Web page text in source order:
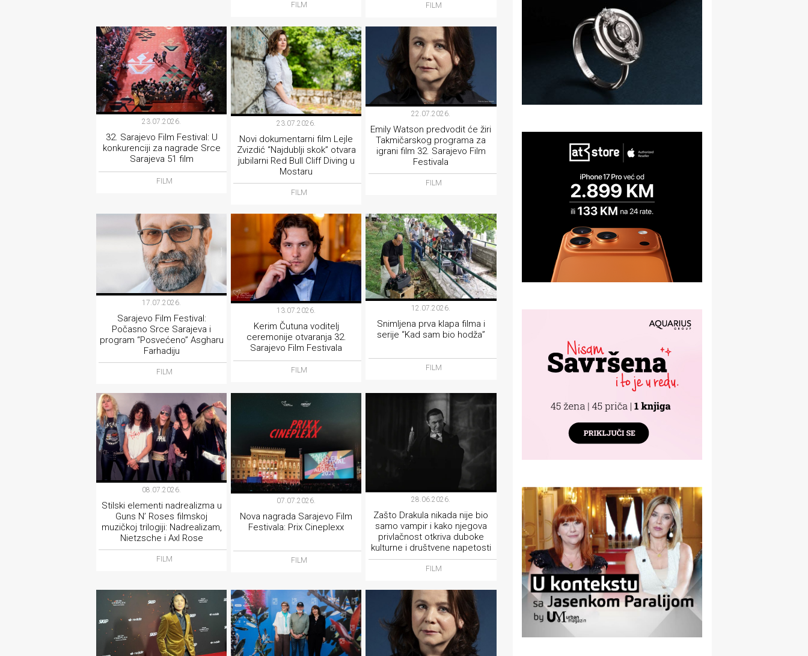
FILM FILM
23.07.2026.
32. Sarajevo Film Festival: U
konkurenciji za nagrade Srce
Sarajeva 51 film
FILM
23.07.2026.
Novi dokumentarni film Lejle
Zvizdić “Najdublji skok” otvara
jubilarni Red Bull Cliff Diving u
Mostaru
FILM
22.07.2026.
Emily Watson predvodit će žiri
Takmičarskog programa za
igrani film 32. Sarajevo Film
Festivala
FILM
17.07.2026.
Sarajevo Film Festival:
Počasno Srce Sarajeva i
program “Posvećeno” Asgharu
Farhadiju
FILM
13.07.2026.
Kerim Čutuna voditelj
ceremonije otvaranja 32.
Sarajevo Film Festivala
FILM
12.07.2026.
Snimljena prva klapa filma i
serije “Kad sam bio hodža”
FILM
08.07.2026.
Stilski elementi nadrealizma u
Guns N’ Roses filmskoj
muzičkoj trilogiji: Nadrealizam,
Nietzsche i Axl Rose
FILM
07.07.2026.
Nova nagrada Sarajevo Film
Festivala: Prix Cineplexx
FILM
28.06.2026.
Zašto Drakula nikada nije bio
samo vampir i kako njegova
privlačnost otkriva duboke
kulturne i društvene napetosti
FILM